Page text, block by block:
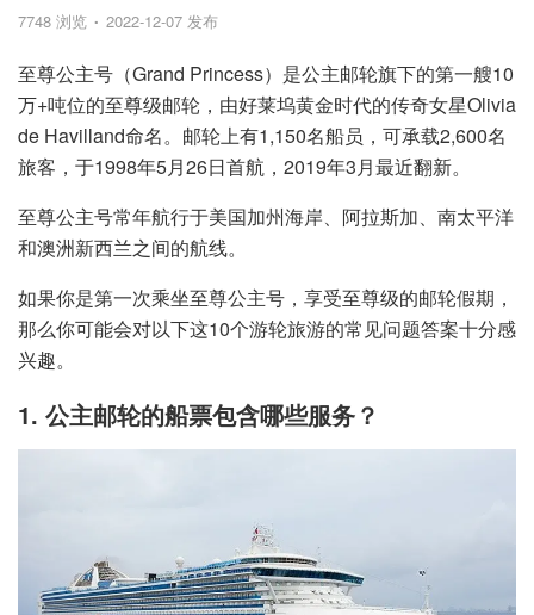
7748 浏览 2022-12-07 发布
至尊公主号（Grand Princess）是公主邮轮旗下的第一艘10
万+吨位的至尊级邮轮，由好莱坞黄金时代的传奇女星Olivia
de Havilland命名。邮轮上有1,150名船员，可承载2,600名
旅客，于1998年5月26日首航，2019年3月最近翻新。
至尊公主号常年航行于美国加州海岸、阿拉斯加、南太平洋
和澳洲新西兰之间的航线。
如果你是第一次乘坐至尊公主号，享受至尊级的邮轮假期，
那么你可能会对以下这10个游轮旅游的常见问题答案十分感
兴趣。
1. 公主邮轮的船票包含哪些服务？